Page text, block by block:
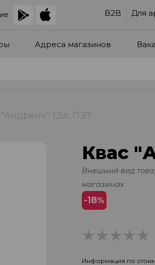
B2B Для
Адреса магазинов
1,5л. ПЭТ
Квас
Внешний вид
магазинах
-18%
Информация по